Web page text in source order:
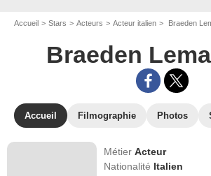
Accueil Stars Acteurs Acteur italien Braeden
Braeden
Accueil Filmographie Photos
MétierActeur
Nationalité Italien